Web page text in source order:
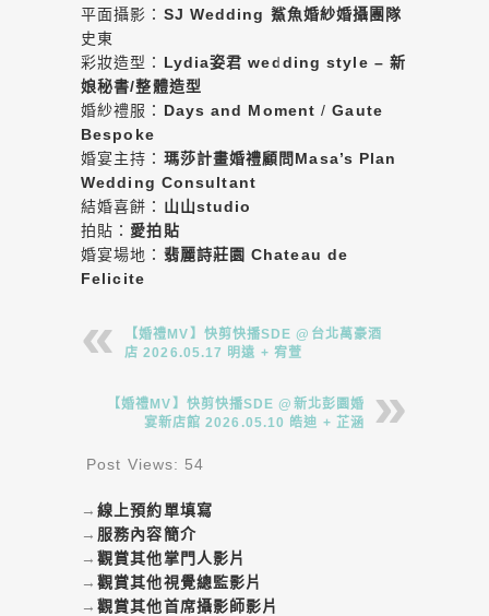
平面攝影： SJ Wedding 鯊魚婚紗婚攝團隊
史東
彩妝造型： Lydia姿君 wedding style – 新
娘秘書/整體造型
婚紗禮服： Days and Moment /Gaute
Bespoke
婚宴主持： 瑪莎計畫婚禮顧問Masa’s Plan
Wedding Consultant
結婚喜餅： 山山studio
拍貼： 愛拍貼
婚宴場地： 翡麗詩莊園 Chateau de
Felicite
【婚禮MV】快剪快播SDE @台北萬豪酒
店 2026.05.17 明遠 + 宥萱
【婚禮MV】快剪快播SDE @新北彭園婚
宴新店館 2026.05.10 皓迪 + 芷涵
Post Views: 54
→線上預約單填寫
→ 服務內容簡介
→觀賞其他掌門人影片
→觀賞其他視覺總監影片
→觀賞其他首席攝影師影片